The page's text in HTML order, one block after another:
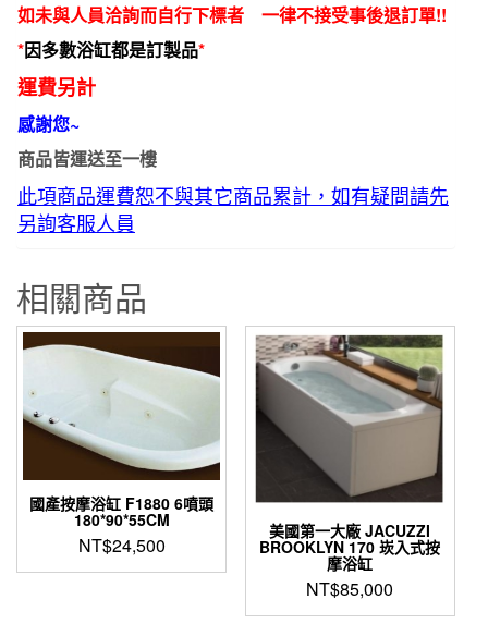
如未與人員洽詢而自行下標者 一律不接受事後退訂單!!
*因多數浴缸都是訂製品*
運費另計
感謝您~
商品皆運送至一樓
此項商品運費恕不與其它商品累計，如有疑問請先
另詢客服人員
相關商品
國產按摩浴缸 F1880 6噴頭
180*90*55CM
NT$24,500
美國第一大廠 JACUZZI
BROOKLYN 170 崁入式按
摩浴缸
NT$85,000